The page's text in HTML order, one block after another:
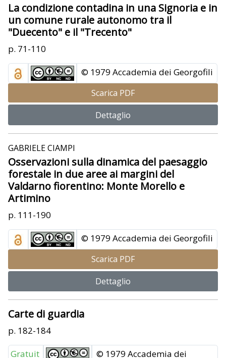
La condizione contadina in una Signoria e in
un comune rurale autonomo tra il
"Duecento" e il "Trecento"
p. 71-110
© 1979 Accademia dei Georgofili
Scarica PDF
Dettaglio
GABRIELE CIAMPI
Osservazioni sulla dinamica del paesaggio
forestale in due aree ai margini del
Valdarno fiorentino: Monte Morello e
Artimino
p. 111-190
© 1979 Accademia dei Georgofili
Scarica PDF
Dettaglio
Carte di guardia
p. 182-184
Gratuit
© 1979 Accademia dei